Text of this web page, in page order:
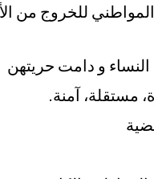
للخروج من
و دامت حريتهن
مستقلة، آمنة.